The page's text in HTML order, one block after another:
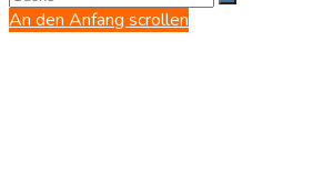
An den Anfang scrollen